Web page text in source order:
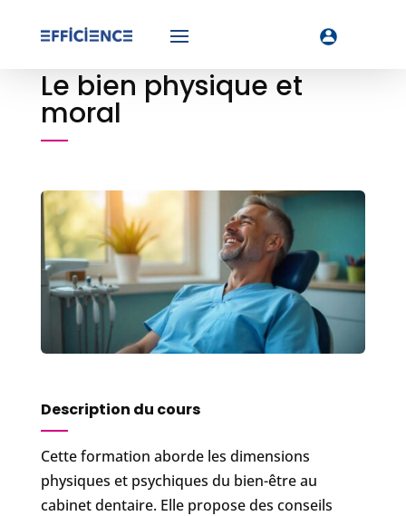
Le bien physique et
moral
Description du cours
Cette formation aborde les dimensions
physiques et psychiques du bien-être au
cabinet dentaire. Elle propose des conseils